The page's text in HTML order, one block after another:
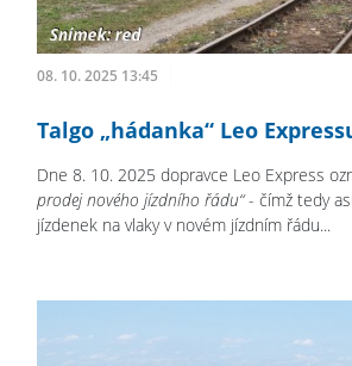
08. 10. 2025 13:45
Talgo „hádanka“ Leo
Dne 8. 10. 2025 dopravce Leo Express
prodej nového jízdního řádu“- čímž tedy
jízdenek na vlaky v novém jízdním řádu...